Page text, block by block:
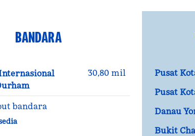
BANDARA
30,80 mil
bandara
Pusat
Pusat
Danau
Bukit